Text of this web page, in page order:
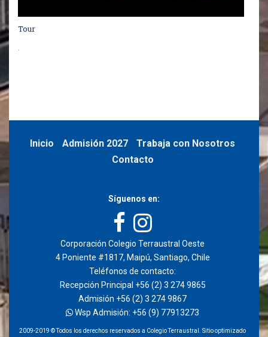
Tour
.
Inicio Admisión 2027
Trabaja con Nosotros
Contacto
Síguenos en:
Corporación Colegio Terraustral Oeste
4 Poniente #1817, Maipú, Santiago, Chile
Teléfonos de contacto:
Recepción Principal +56 (2) 3 274 9865
Admisión +56 (2) 3 274 9867
Wsp Admisión: +56 (9) 77913273
2009-2019 © Todos los derechos reservados a Colegio Terraustral. Sitio optimizado